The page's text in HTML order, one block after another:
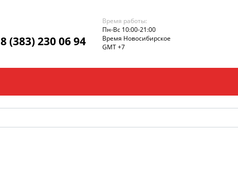
8 (383) 230 06 94
Время работы:
Пн-Вс 10:00-21:00
Время Новосибирское
GMT +7